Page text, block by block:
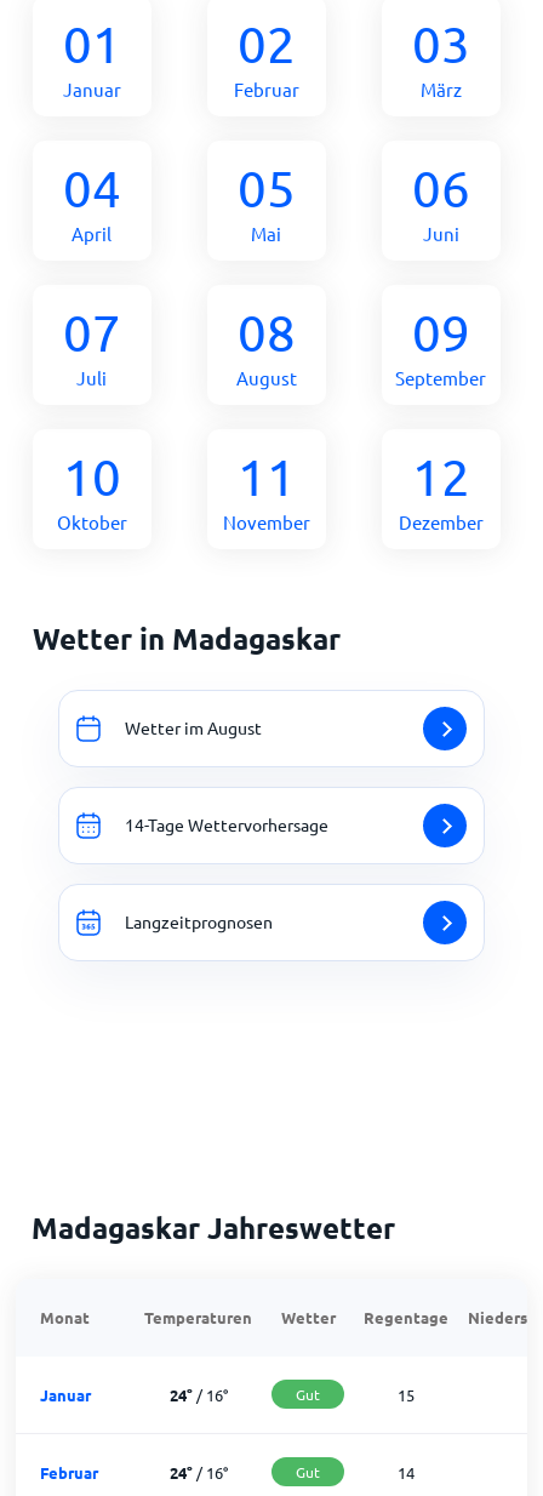
01
Januar
02
Februar
03
März
04
April
05
Mai
06
Juni
07
Juli
08
August
09
September
10
Oktober
11
November
12
Dezember
Wetter in Madagaskar
Wetter im August
14-Tage Wettervorhersage
Langzeitprognosen
Madagaskar Jahreswetter
Monat Temperaturen Wetter Regentage
Januar 24°/16° Gut 15
Februar 24°/16° Gut 14